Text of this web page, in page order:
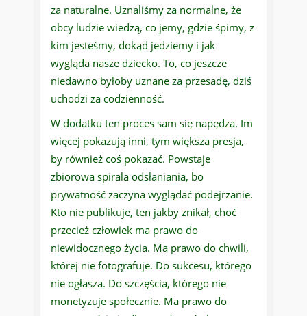
za naturalne. Uznaliśmy za normalne, że
obcy ludzie wiedzą, co jemy, gdzie śpimy, z
kim jesteśmy, dokąd jedziemy i jak
wygląda nasze dziecko. To, co jeszcze
niedawno byłoby uznane za przesadę, dziś
uchodzi za codzienność.
W dodatku ten proces sam się napędza. Im
więcej pokazują inni, tym większa presja,
by również coś pokazać. Powstaje
zbiorowa spirala odsłaniania, bo
prywatność zaczyna wyglądać podejrzanie.
Kto nie publikuje, ten jakby znikał, choć
przecież człowiek ma prawo do
niewidocznego życia. Ma prawo do chwili,
której nie fotografuje. Do sukcesu, którego
nie ogłasza. Do szczęścia, którego nie
monetyzuje społecznie. Ma prawo do